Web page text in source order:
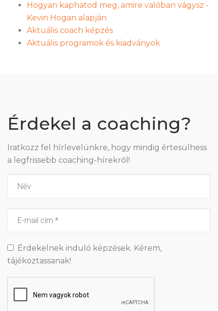
Hogyan kaphatod meg, amire valóban vágysz -
Kevin Hogan alapján
Aktuális coach képzés
Aktuális programok és kiadványok
Érdekel a coaching?
Iratkozz fel hírlevelünkre, hogy mindig értesülhess
a legfrissebb coaching-hírekről!
Érdekelnek induló képzések. Kérem,
tájékoztassanak!